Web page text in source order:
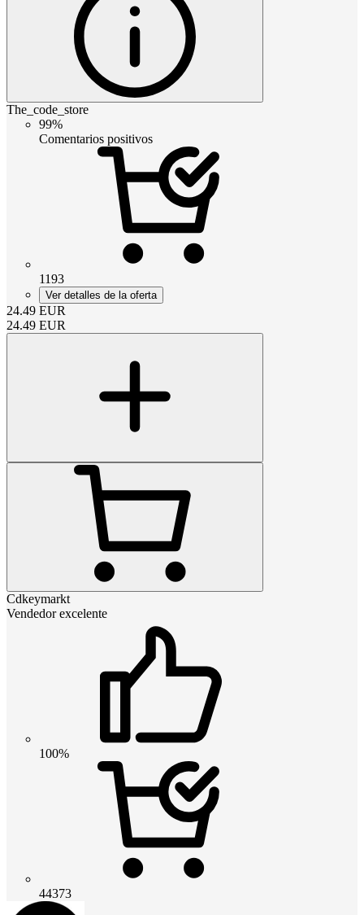
The_code_store
99%
Comentarios positivos
1193
Ver detalles de la oferta
24.49 EUR
24.49 EUR
Cdkeymarkt
Vendedor excelente
100%
44373